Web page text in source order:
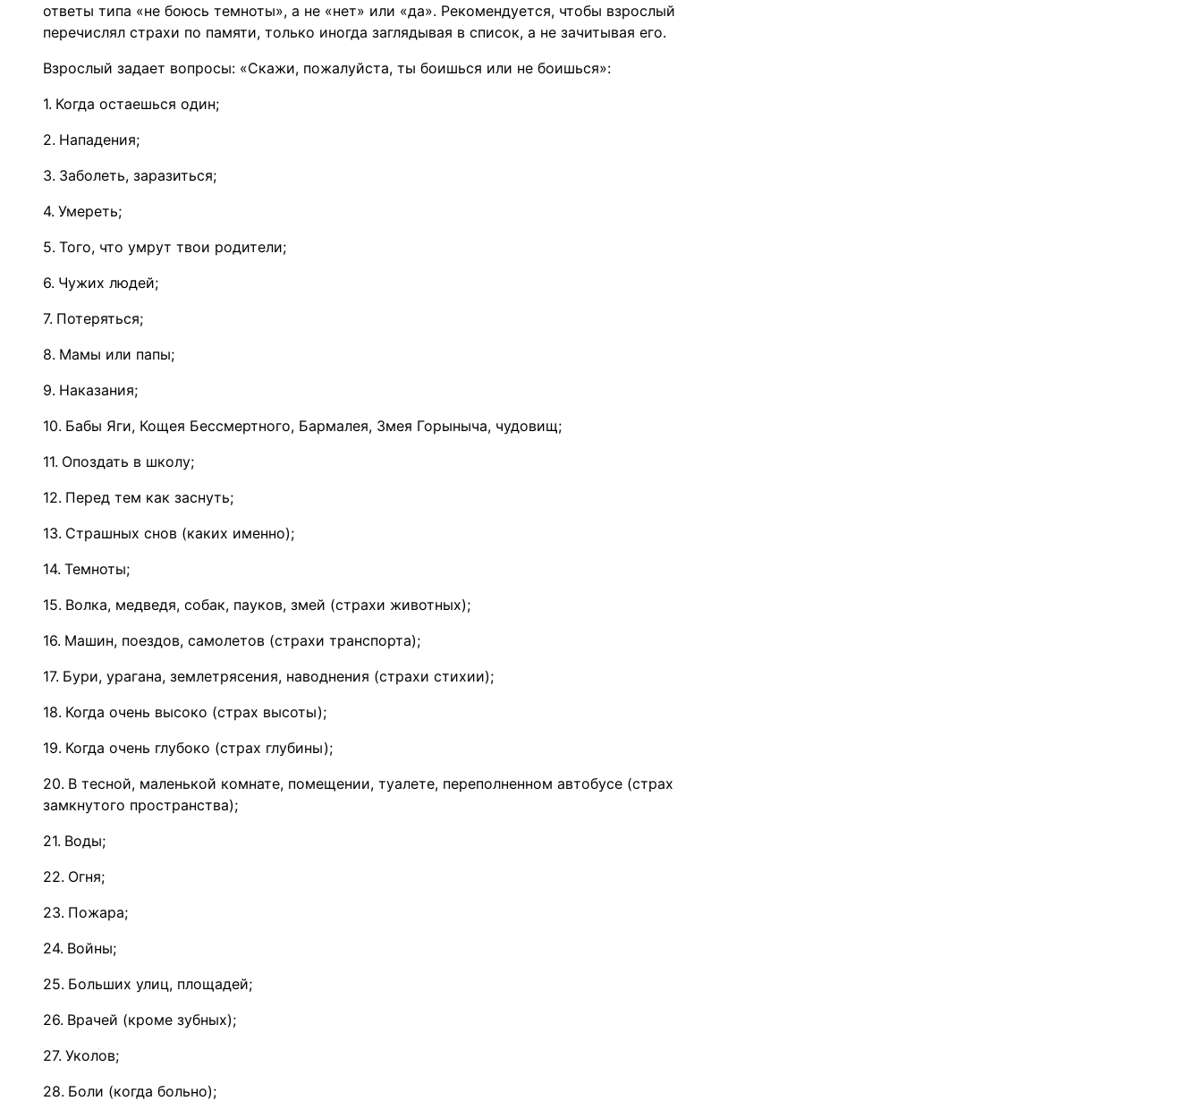
ответы типа «не боюсь темноты», а не «нет» или «да». Рекомендуется, чтобы взрослый
перечислял страхи по памяти, только иногда заглядывая в список, а не зачитывая его.
Взрослый задает вопросы: «Скажи, пожалуйста, ты боишься или не боишься»:
Когда остаешься один;
Нападения;
Заболеть, заразиться;
Умереть;
Того, что умрут твои родители;
Чужих людей;
Потеряться;
Мамы или папы;
Наказания;
Бабы Яги, Кощея Бессмертного, Бармалея, Змея Горыныча, чудовищ;
Опоздать в школу;
Перед тем как заснуть;
Страшных снов (каких именно);
Темноты;
Волка, медведя, собак, пауков, змей (страхи животных);
Машин, поездов, самолетов (страхи транспорта);
Бури, урагана, землетрясения, наводнения (страхи стихии);
Когда очень высоко (страх высоты);
Когда очень глубоко (страх глубины);
В тесной, маленькой комнате, помещении, туалете, переполненном автобусе (страх
замкнутого пространства);
Воды;
Огня;
Пожара;
Войны;
Больших улиц, площадей;
Врачей (кроме зубных);
Уколов;
Боли (когда больно);